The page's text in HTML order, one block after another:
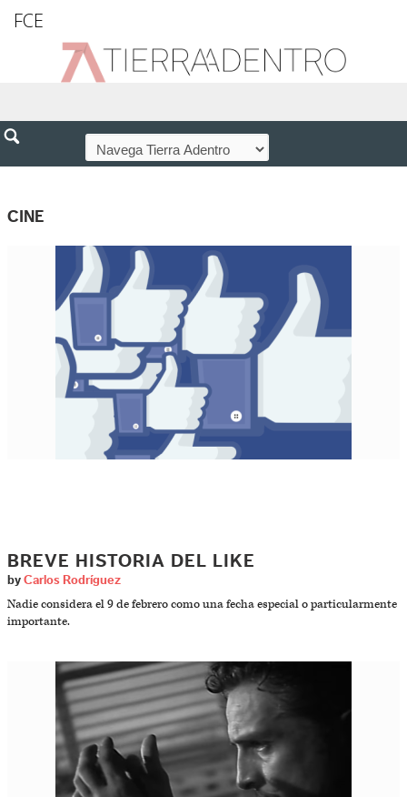
FCE
CINE
BREVE HISTORIA DEL LIKE
by Carlos Rodríguez
Nadie considera el 9 de febrero como una fecha especial o particularmente
importante.